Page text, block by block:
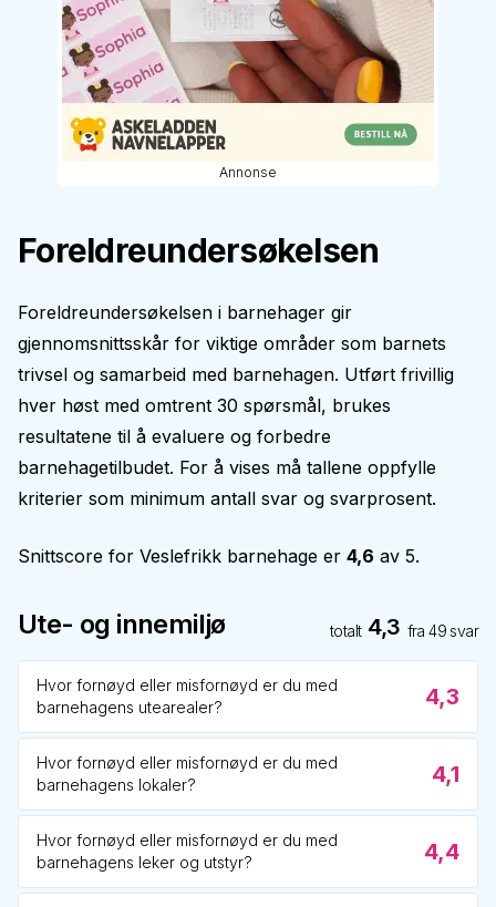
Annonse
Foreldreundersøkelsen
Foreldreundersøkelsen i barnehager gir
gjennomsnittsskår for viktige områder som barnets
trivsel og samarbeid med barnehagen. Utført frivillig
hver høst med omtrent 30 spørsmål, brukes
resultatene til å evaluere og forbedre
barnehagetilbudet. For å vises må tallene oppfylle
kriterier som minimum antall svar og svarprosent.
Snittscore for Veslefrikk barnehage er 4,6 av 5.
Ute- og innemiljø totalt 4,3 fra49 svar
Hvor fornøyd eller misfornøyd er du med
barnehagens utearealer?
4,3
Hvor fornøyd eller misfornøyd er du med
barnehagens lokaler?
4,1
Hvor fornøyd eller misfornøyd er du med
barnehagens leker og utstyr?
4,4